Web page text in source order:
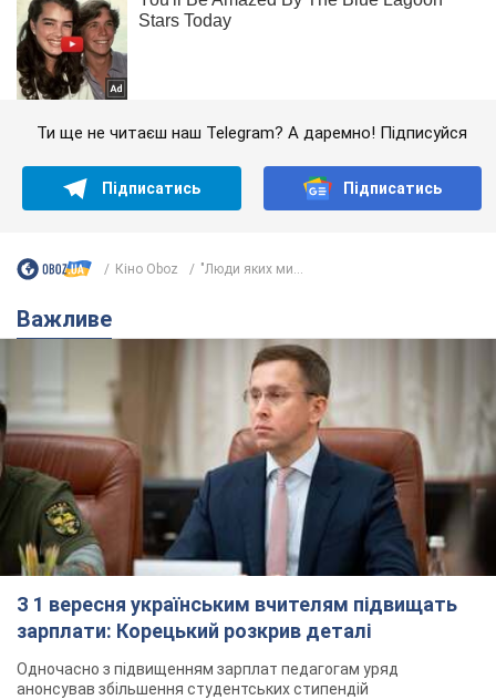
Ти ще не читаєш наш Telegram? А даремно! Підписуйся
Підписатись Підписатись
Кіно Oboz "Люди яких ми...
Важливе
З 1 вересня українським вчителям підвищать
зарплати: Корецький розкрив деталі
Одночасно з підвищенням зарплат педагогам уряд
анонсував збільшення студентських стипендій